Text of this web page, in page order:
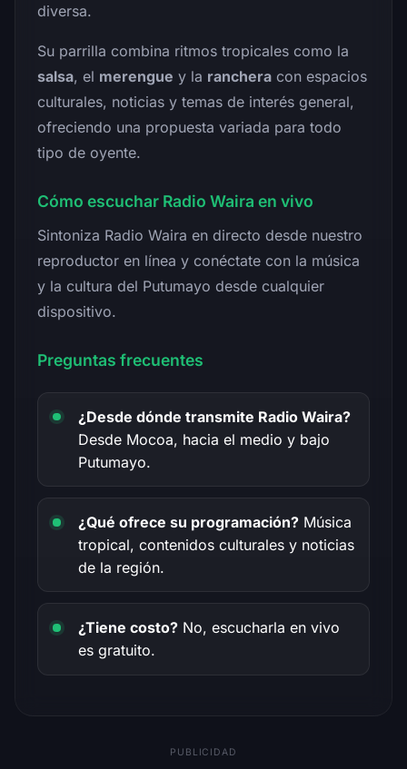
diversa.
Su parrilla combina ritmos tropicales como la
salsa, el merengue y la ranchera con espacios
culturales, noticias y temas de interés general,
ofreciendo una propuesta variada para todo
tipo de oyente.
Cómo escuchar Radio Waira en vivo
Sintoniza Radio Waira en directo desde nuestro
reproductor en línea y conéctate con la música
y la cultura del Putumayo desde cualquier
dispositivo.
Preguntas frecuentes
¿Desde dónde transmite Radio Waira?
Desde Mocoa, hacia el medio y bajo
Putumayo.
¿Qué ofrece su programación? Música
tropical, contenidos culturales y noticias
de la región.
¿Tiene costo? No, escucharla en vivo
es gratuito.
PUBLICIDAD